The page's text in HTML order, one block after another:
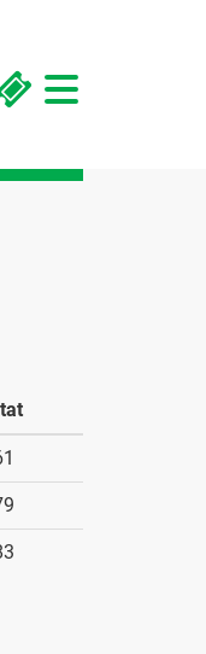
Toggle
navigation